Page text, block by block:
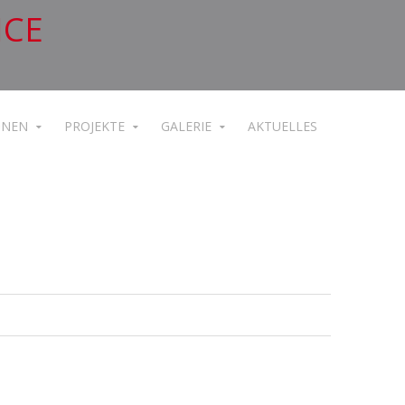
PROJEKTE GALERIE AKTUELLES